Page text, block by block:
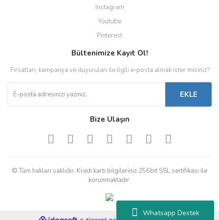
Whatsapp Destek
Instagram
Youtube
Pinterest
Bültenimize Kayıt Ol!
Fırsatları, kampanya ve duyuruları ile ilgili e-posta almak ister misiniz?
EKLE
Bize Ulaşın
© Tüm hakları saklıdır. Kredi kartı bilgileriniz 256bit SSL sertifikası ile
korunmaktadır.